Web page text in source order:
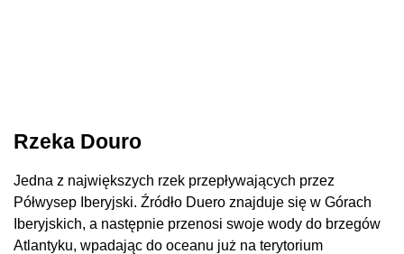
Rzeka Douro
Jedna z największych rzek przepływających przez
Półwysep Iberyjski. Źródło Duero znajduje się w Górach
Iberyjskich, a następnie przenosi swoje wody do brzegów
Atlantyku, wpadając do oceanu już na terytorium